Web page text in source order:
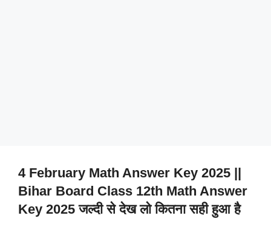
4 February Math Answer Key 2025 ||
Bihar Board Class 12th Math Answer
Key 2025 जल्दी से देख लो कितना सही हुआ है